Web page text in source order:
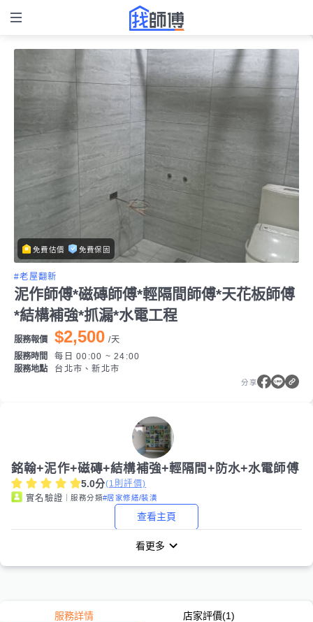
免費估價 免費保固
#老屋翻新
泥作師傅*磁磚師傅*輕隔間師傅*天花板師傅
*結構補強*抓漏*水電工程
服務報價 $2,500 /天
服務時間
每日 00:00 ~ 24:00
服務地點
台北市、新北市
分享
銘翰+泥作+磁磚+結構補強+輕隔間+防水+水電師傅
5.0分(1 則評價)
實名驗證 ｜服務分類#居家修繕/裝潢
查看主頁
看更多
服務詳情 店家評價(1)